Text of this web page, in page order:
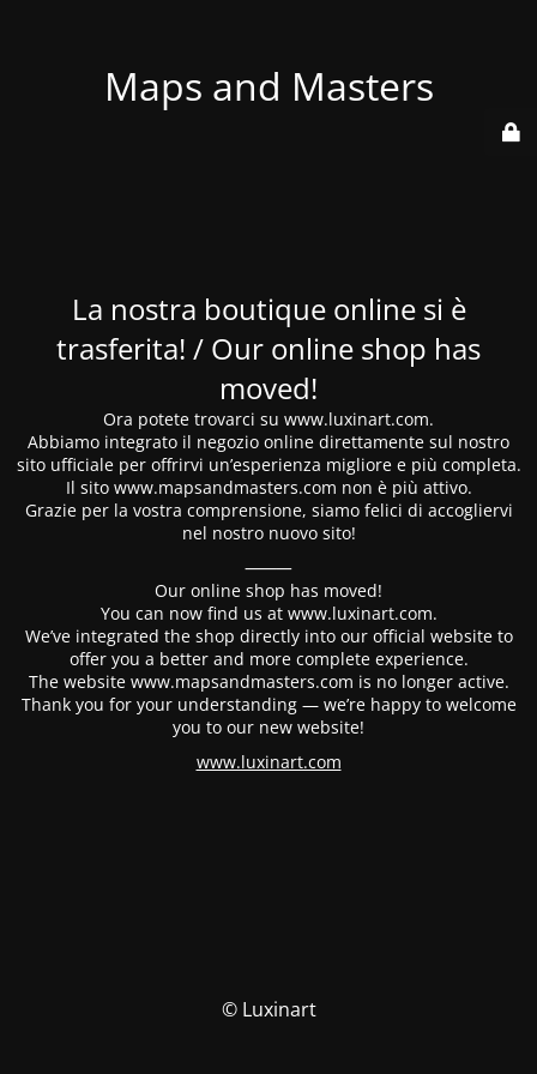
Maps and Masters
La nostra boutique online si è
trasferita! / Our online shop has
moved!
Ora potete trovarci su www.luxinart.com.
Abbiamo integrato il negozio online direttamente sul nostro
sito ufficiale per offrirvi un’esperienza migliore e più completa.
Il sito www.mapsandmasters.com non è più attivo.
Grazie per la vostra comprensione, siamo felici di accogliervi
nel nostro nuovo sito!
⸻
Our online shop has moved!
You can now find us at www.luxinart.com.
We’ve integrated the shop directly into our official website to
offer you a better and more complete experience.
The website www.mapsandmasters.com is no longer active.
Thank you for your understanding — we’re happy to welcome
you to our new website!
www.luxinart.com
© Luxinart